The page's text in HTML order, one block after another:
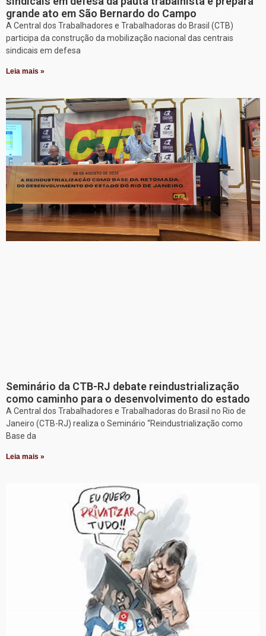
grande ato em São Bernardo do Campo
A Central dos Trabalhadores e Trabalhadoras do Brasil (CTB)
participa da construção da mobilização nacional das centrais
sindicais em defesa
Leia mais »
Seminário da CTB-RJ debate reindustrialização
como caminho para o desenvolvimento do estado
A Central dos Trabalhadores e Trabalhadoras do Brasil no Rio de
Janeiro (CTB-RJ) realiza o Seminário “Reindustrialização como
Base da
Leia mais »